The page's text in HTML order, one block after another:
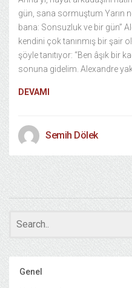
gün, sana sormuştum Yarın
bana: Sonsuzluk ve bir gün”
kendini çok tanınmış bir şair
şöyle tanıtıyor: “Ben âşık bir
sonuna gidelim. Alexandre
DEVAMI
Semih Dölek
Genel